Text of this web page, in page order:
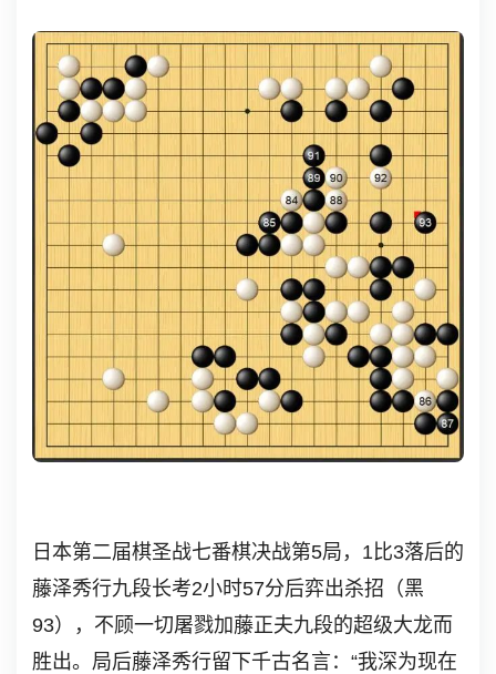
日本第二届棋圣战七番棋决战第5局，1比3落后的
藤泽秀行九段长考2小时57分后弈出杀招（黑
93），不顾一切屠戮加藤正夫九段的超级大龙而
胜出。局后藤泽秀行留下千古名言：“我深为现在